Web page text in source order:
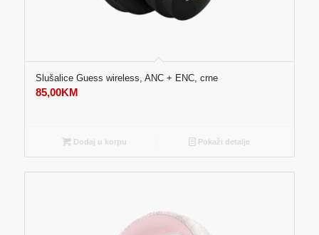
Slušalice Guess wireless, ANC + ENC, crne
85,00KM
Dodaj u korpu Pokaži detalje